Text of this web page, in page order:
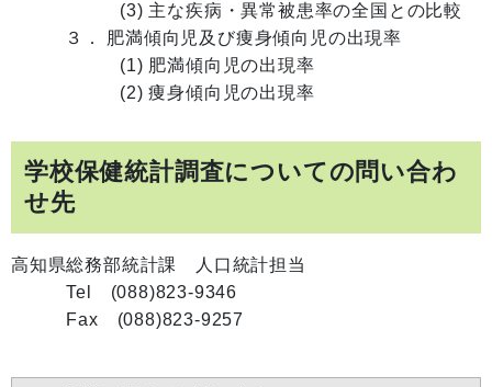
(3) 主な疾病・異常被患率の全国との比較
３． 肥満傾向児及び痩身傾向児の出現率
(1) 肥満傾向児の出現率
(2) 痩身傾向児の出現率
学校保健統計調査についての問い合わ
せ先
高知県総務部統計課 人口統計担当
Tel (088)823-9346
Fax (088)823-9257